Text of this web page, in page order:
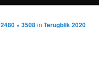
2480 × 3508in Terugblik 2020